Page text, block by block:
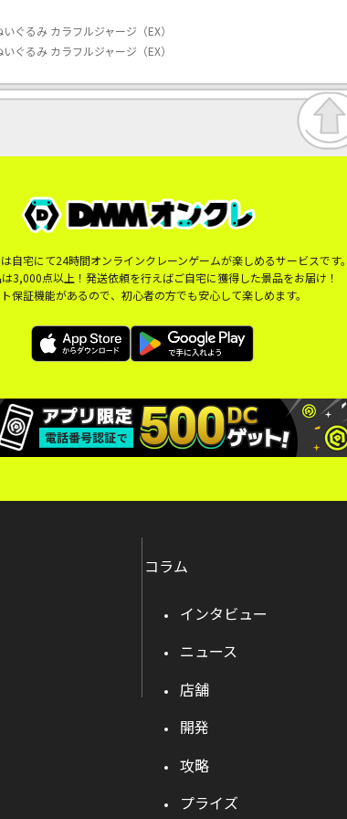
ぐるみ カラフルジャージ（EX）
ぐるみ カラフルジャージ（EX）
自宅にて24時間オンラインクレーンゲームが楽しめるサービスです
3,000点以上！発送依頼を行えばご自宅に獲得した景品をお届け！
保証機能があるので、初心者の方でも安心して楽しめます。
コラム
インタビュー
ニュース
店舗
開発
攻略
プライズ